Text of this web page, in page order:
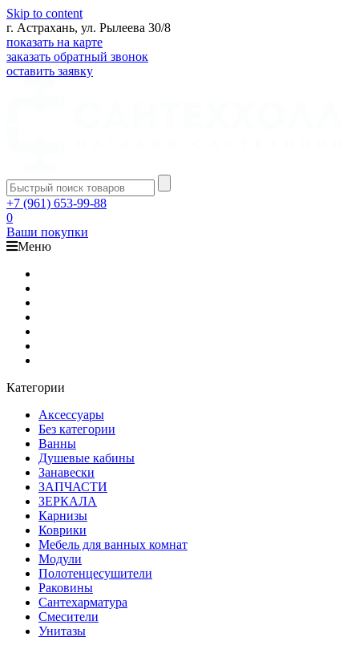
Skip to content
г. Астрахань, ул. Рылеева 30/8
показать на карте
заказать обратный звонок
оставить заявку
+7 (961) 653-99-88
0
Ваши покупки
Меню
Категории
Аксессуары
Без категории
Ванны
Душевые кабины
Занавески
ЗАПЧАСТИ
ЗЕРКАЛА
Карнизы
Коврики
Мебель для ванных комнат
Модули
Полотенцесушители
Раковины
Сантехарматура
Смесители
Унитазы